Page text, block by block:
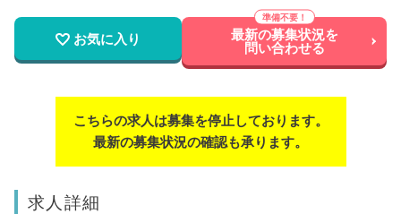
お気に入り 最新の募集状況を
問い合わせる
こちらの求人は募集を停止しております。
最新の募集状況の確認も承ります。
求人詳細